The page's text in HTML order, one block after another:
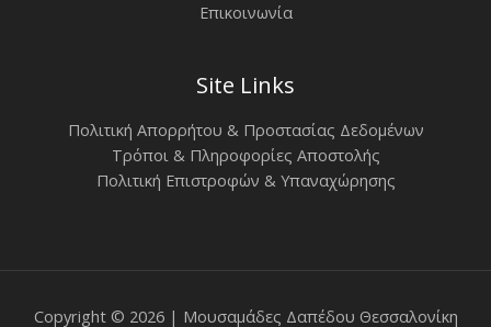
Επικοινωνία
Site Links
Πολιτική Απορρήτου & Προστασίας Δεδομένων
Τρόποι & Πληροφορίες Αποστολής
Πολιτική Επιστροφών & Υπαναχώρησης
Copyright © 2026 | Μουσαμάδες Δαπέδου Θεσσαλονίκη